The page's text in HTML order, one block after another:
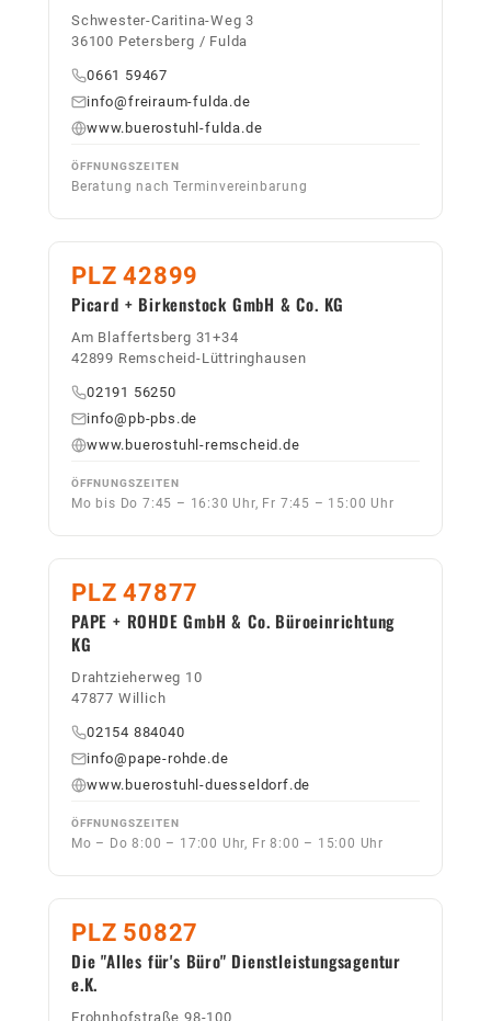
Schwester-Caritina-Weg 3
36100 Petersberg / Fulda
0661 59467
info@freiraum-fulda.de
www.buerostuhl-fulda.de
ÖFFNUNGSZEITEN
Beratung nach Terminvereinbarung
PLZ 42899
Picard + Birkenstock GmbH & Co. KG
Am Blaffertsberg 31+34
42899 Remscheid-Lüttringhausen
02191 56250
info@pb-pbs.de
www.buerostuhl-remscheid.de
ÖFFNUNGSZEITEN
Mo bis Do 7:45 – 16:30 Uhr, Fr 7:45 – 15:00 Uhr
PLZ 47877
PAPE + ROHDE GmbH & Co. Büroeinrichtung
KG
Drahtzieherweg 10
47877 Willich
02154 884040
info@pape-rohde.de
www.buerostuhl-duesseldorf.de
ÖFFNUNGSZEITEN
Mo – Do 8:00 – 17:00 Uhr, Fr 8:00 – 15:00 Uhr
PLZ 50827
Die "Alles für's Büro" Dienstleistungsagentur
e.K.
Frohnhofstraße 98-100